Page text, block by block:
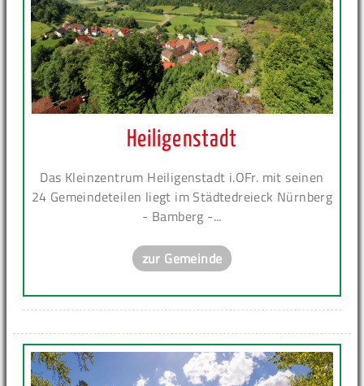
Heiligenstadt
Das Kleinzentrum Heiligenstadt i.OFr. mit seinen
24 Gemeindeteilen liegt im Städtedreieck Nürnberg
- Bamberg -...
zur Gemeinde